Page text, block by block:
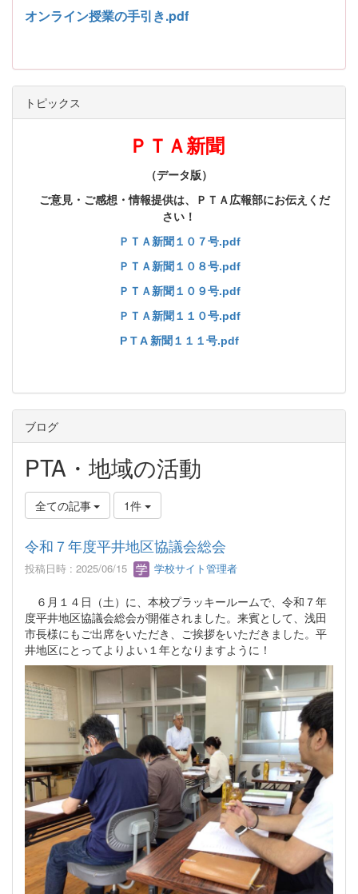
オンライン授業の手引き.pdf
トピックス
ＰＴＡ新聞
（データ版）
ご意見・ご感想・情報提供は、ＰＴＡ広報部にお伝えくだ
さい！
ＰＴＡ新聞１０７号.pdf
ＰＴＡ新聞１０８号.pdf
ＰＴＡ新聞１０９号.pdf
ＰＴＡ新聞１１０号.pdf
P T A 新聞１１１号.pdf
ブログ
PTA・地域の活動
全ての記事 1件
令和７年度平井地区協議会総会
投稿日時 : 2025/06/15 学校サイト管理者
６月１４日（土）に、本校プラッキールームで、令和７年
度平井地区協議会総会が開催されました。来賓として、浅田
市長様にもご出席をいただき、ご挨拶をいただきました。平
井地区にとってよりよい１年となりますように！